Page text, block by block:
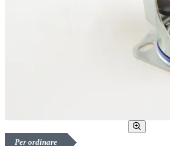
Per ordinare